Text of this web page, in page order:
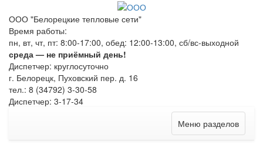
ООО "Белорецкие тепловые сети"
Время работы:
пн, вт, чт, пт: 8:00-17:00, обед: 12:00-13:00, сб/вс-выходной
среда — не приёмный день!
Диспетчер: круглосуточно
г. Белорецк, Пуховский пер. д. 16
тел.: 8 (34792) 3-30-58
Диспетчер: 3-17-34
Меню разделов